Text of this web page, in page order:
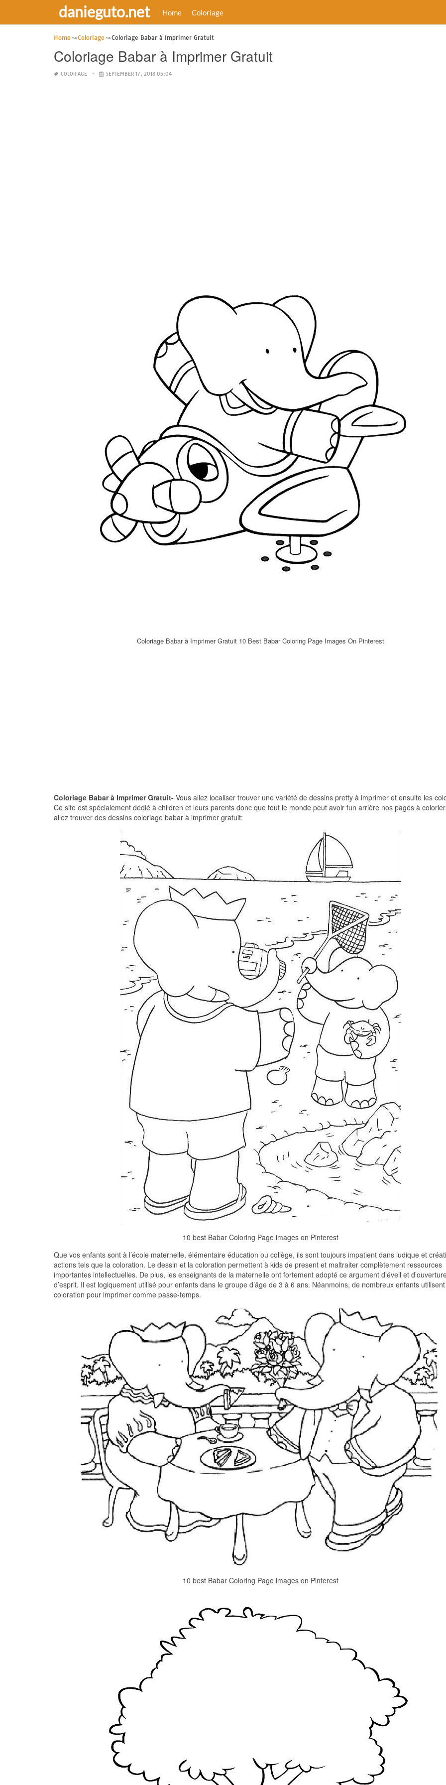
danieguto.net Home Coloriage
Home Coloriage Coloriage Babar à Imprimer Gratuit
Coloriage Babar à Imprimer Gratuit
COLORIAGE SEPTEMBER 17, 2018 05:04
Coloriage Babar à Imprimer Gratuit 10 Best Babar Coloring Page Images On Pinterest
Coloriage Babar à Imprimer Gratuit- Vous allez localiser trouver une variété de dessins pretty à imprimer et ensuite les
Ce site est spécialement dédié à children et leurs parents donc que tout le monde peut avoir fun arrière nos pages à
allez trouver des dessins coloriage babar à imprimer gratuit:
10 best Babar Coloring Page images on Pinterest
Que vos enfants sont à l’école maternelle, élémentaire éducation ou collège, ils sont toujours impatient dans ludique et
actions tels que la coloration. Le dessin et la coloration permettent à kids de present et maltraiter complètement ressources
importantes intellectuelles. De plus, les enseignants de la maternelle ont fortement adopté ce argument d’éveil et
d’esprit. Il est logiquement utilisé pour enfants dans le groupe d’âge de 3 à 6 ans. Néanmoins, de nombreux enfants
coloration pour imprimer comme passe-temps.
10 best Babar Coloring Page images on Pinterest